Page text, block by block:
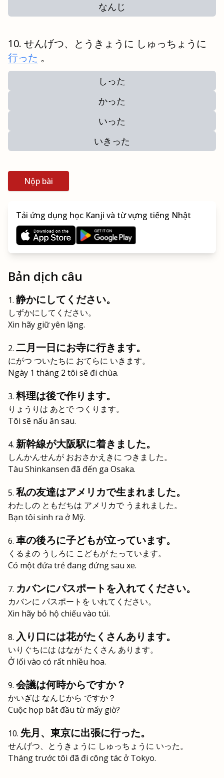
なんじ
せんげつ、とうきょうに しゅっちょうに
行った 。
しった
かった
いった
いきった
Nộp bài
Tải ứng dụng học Kanji và từ vựng tiếng Nhật
Bản dịch câu
静かにしてください。
しずかにしてください。
Xin hãy giữ yên lặng.
二月一日にお寺に行きます。
にがつ ついたちに おてらに いきます。
Ngày 1 tháng 2 tôi sẽ đi chùa.
料理は後で作ります。
りょうりは あとで つくります。
Tôi sẽ nấu ăn sau.
新幹線が大阪駅に着きました。
しんかんせんが おおさかえきに つきました。
Tàu Shinkansen đã đến ga Osaka.
私の友達はアメリカで生まれました。
わたしの ともだちは アメリカで うまれました。
Bạn tôi sinh ra ở Mỹ.
車の後ろに子どもが立っています。
くるまの うしろに こどもが たっています。
Có một đứa trẻ đang đứng sau xe.
カバンにパスポートを入れてください。
カバンに パスポートを いれてください。
Xin hãy bỏ hộ chiếu vào túi.
入り口には花がたくさんあります。
いりぐちには はなが たくさん あります。
Ở lối vào có rất nhiều hoa.
会議は何時からですか？
かいぎは なんじから ですか？
Cuộc họp bắt đầu từ mấy giờ?
先月、東京に出張に行った。
せんげつ、とうきょうに しゅっちょうに いった。
Tháng trước tôi đã đi công tác ở Tokyo.